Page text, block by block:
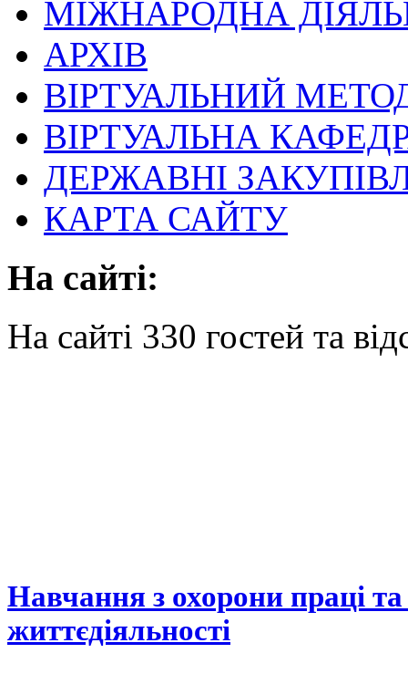
МІЖНАРОДНА
АРХІВ
ВІРТУАЛЬНИЙ
ВІРТУАЛЬНА
ДЕРЖАВНІ
КАРТА САЙТУ
На сайті:
На сайті 330 гостей та
Навчання з охорони праці та
життєдіяльності